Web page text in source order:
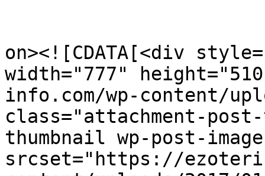
on><![CDATA[<div
width="777"
info.com/wp-content/
class="attachment-
thumbnail wp-post-
srcset="https://